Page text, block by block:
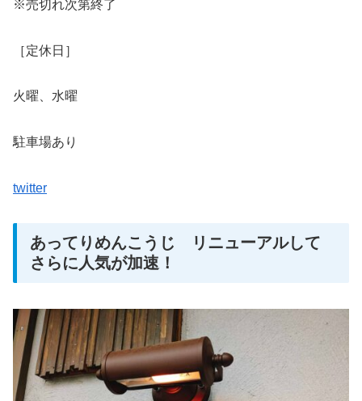
※売切れ次第終了
［定休日］
火曜、水曜
駐車場あり
twitter
あってりめんこうじ リニューアルして
さらに人気が加速！